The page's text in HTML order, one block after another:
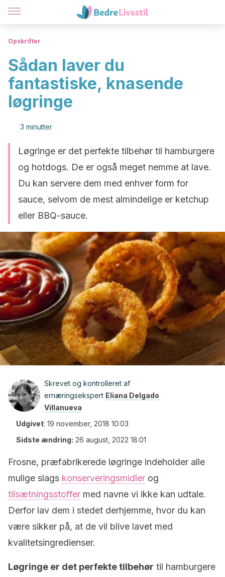
Opskrifter
Sådan laver du
fantastiske, knasende
løgringe
3 minutter
Løgringe er det perfekte tilbehør til hamburgere
og hotdogs. De er også meget nemme at lave.
Du kan servere dem med enhver form for
sauce, selvom de mest almindelige er ketchup
eller BBQ-sauce.
Skrevet og kontrolleret af
ernæringsekspert Eliana Delgado
Villanueva
Udgivet: 19 november, 2018 10:03
Sidste ændring: 26 august, 2022 18:01
Frosne, præfabrikerede løgringe indeholder alle
mulige slags konserveringsmidler og
tilsætningsstoffer med navne vi ikke kan udtale.
Derfor lav dem i stedet derhjemme, hvor du kan
være sikker på, at de vil blive lavet med
kvalitetsingredienser.
Løgringe er det perfekte tilbehør til hamburgere